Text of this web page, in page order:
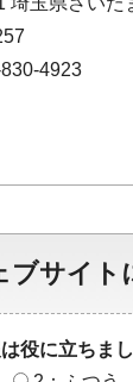
4923
ブサイ
役に立ちま